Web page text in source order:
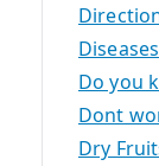
Diseases
Do you
Dont
Dry